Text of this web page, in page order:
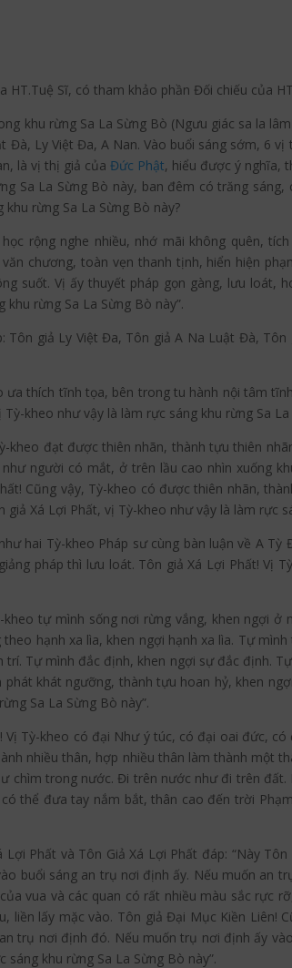
Sĩ, có tham khảo phần Đối chiếu của
khu rừng Sa La Sừng Bò (Ngưu giác sa la
Ly Việt Đa, A Nan. Vào buổi sáng sớm, 6
là vị thị giả của Đức Phật, hiểu được ý nghĩa,
Sa La Sừng Bò này, ban đêm có trăng
rừng Sa La Sừng Bò này?
rộng nghe nhiều, nhớ mãi không quên,
chương, toàn vẹn thanh tịnh, hiển hiện
suốt. Vị ấy thuyết pháp gọn gàng, lưu
rừng Sa La Sừng Bò này”.
giả Ly Việt Đa, Tôn giả A Na Luật Đà,
ưa thích tĩnh tọa, bên trong tu hành nội tâm
kheo như vậy là làm rực sáng khu rừng Sa La
kheo đạt được thiên nhãn, thành tựu thiên
người có mắt, ở trên lầu cao nhìn xuống
Cũng vậy, Tỳ-kheo có được thiên nhãn,
Xá Lợi Phất, vị Tỳ-kheo như vậy là làm rực
hai Tỳ-kheo Pháp sư cùng bàn luận về A
pháp thì lưu loát. Tôn giả Xá Lợi Phất! Vị
tự mình sống nơi rừng vắng, khen ngợi
hạnh xa lìa, khen ngợi hạnh xa lìa. Tự
Tự mình đắc định, khen ngợi sự đắc định.
khát ngưỡng, thành tựu hoan hỷ, khen
Sa La Sừng Bò này”.
Vị Tỳ-kheo có đại Như ý túc, có đại oai đức,
nhiều thân, hợp nhiều thân làm thành một
chìm trong nước. Đi trên nước như đi trên
thể đưa tay nắm bắt, thân cao đến trời
Phất và Tôn Giả Xá Lợi Phất đáp: “Này
buổi sáng an trụ nơi định ấy. Nếu muốn an
vua và các quan có rất nhiều màu sắc rực
liền lấy mặc vào. Tôn giả Đại Mục Kiền Liên!
trụ nơi định đó. Nếu muốn trụ nơi định ấy
khu rừng Sa La Sừng Bò này”.